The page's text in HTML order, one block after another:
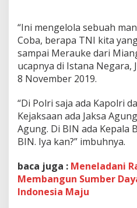
n
g
e
l
o
a
n
a
j
e
n
“Ini mengelola sebuah
Coba, berapa TNI kita
sampai Merauke dari
ucapnya di Istana Negara,
8 November 2019.
“Di Polri saja ada Kapolri
Kejaksaan ada Jaksa
Agung. Di BIN ada Kepala
BIN. Iya kan?” imbuhnya.
baca juga : Meneladani
Membangun Sumber
Indonesia Maju